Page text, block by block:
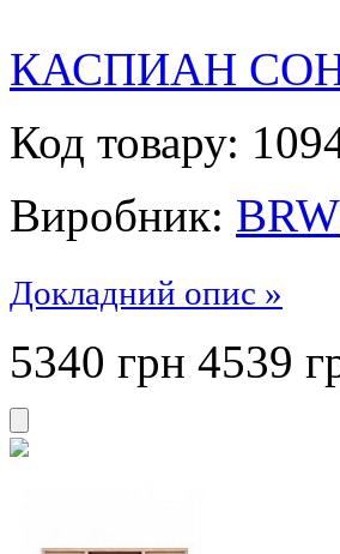
КАСПИАН
Код товару:
Виробник: BRW
Докладний опис »
5340 грн 4539